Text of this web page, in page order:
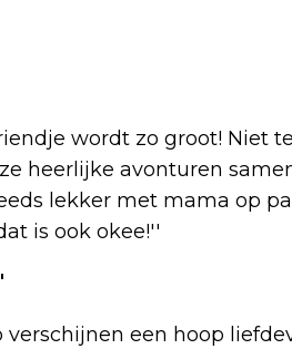
wordt zo groot! Niet
heerlijke avonturen
lekker met mama op
is ook okee!''
verschijnen een hoop